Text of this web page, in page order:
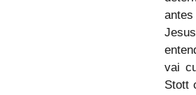
vai
Stott